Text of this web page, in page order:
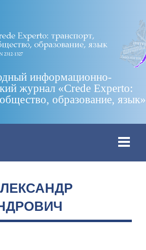
информационно-
журнал «Crede Experto:
образование, язык»